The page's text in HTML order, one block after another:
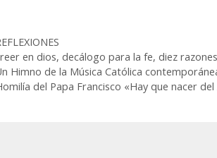
en dios,decálogo para la fe,diez
Himno de la Música Católica
del Papa Francisco «Hay que nacer